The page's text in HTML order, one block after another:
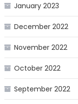
January 2023
December 2022
November 2022
October 2022
September 2022